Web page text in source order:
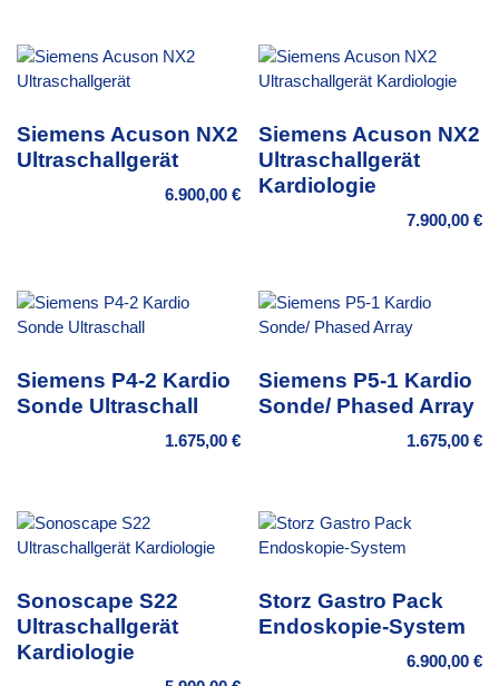
Siemens Acuson NX2
Ultraschallgerät
6.900,00 €
Siemens Acuson NX2
Ultraschallgerät
Kardiologie
7.900,00 €
Siemens P4-2 Kardio
Sonde Ultraschall
1.675,00 €
Siemens P5-1 Kardio
Sonde/ Phased Array
1.675,00 €
Sonoscape S22
Ultraschallgerät
Kardiologie
Storz Gastro Pack
Endoskopie-System
6.900,00 €